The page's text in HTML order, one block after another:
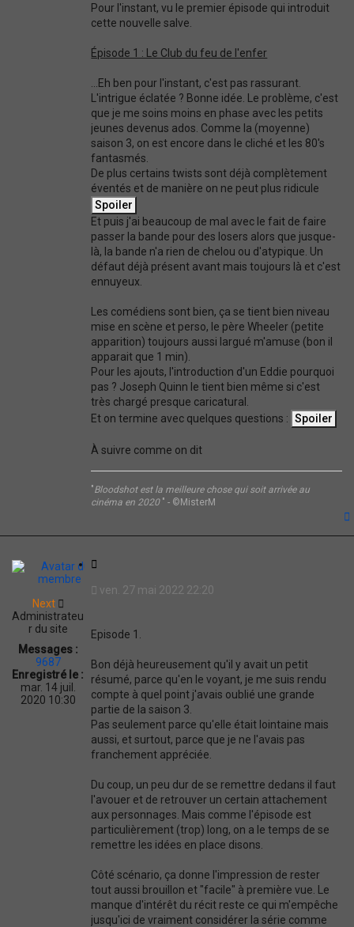
Pour l'instant, vu le premier épisode qui introduit
cette nouvelle salve.
Épisode 1 : Le Club du feu de l'enfer
...Eh ben pour l'instant, c'est pas rassurant.
L'intrigue éclatée ? Bonne idée. Le problème, c'est
que je me soins moins en phase avec les petits
jeunes devenus ados. Comme la (moyenne)
saison 3, on est encore dans le cliché et les 80's
fantasmés.
De plus certains twists sont déjà complètement
éventés et de manière on ne peut plus ridicule
Et puis j'ai beaucoup de mal avec le fait de faire
passer la bande pour des losers alors que jusque-
là, la bande n'a rien de chelou ou d'atypique. Un
défaut déjà présent avant mais toujours là et c'est
ennuyeux.
Les comédiens sont bien, ça se tient bien niveau
mise en scène et perso, le père Wheeler (petite
apparition) toujours aussi largué m'amuse (bon il
apparait que 1 min).
Pour les ajouts, l'introduction d'un Eddie pourquoi
pas ? Joseph Quinn le tient bien même si c'est
très chargé presque caricatural.
Et on termine avec quelques questions :
À suivre comme on dit
"Bloodshot est la meilleure chose qui soit arrivée au
cinéma en 2020 " - ©MisterM
Next
Administrateu
r du site
Messages :
9687
Enregistré le :
mar. 14 juil.
2020 10:30
i
n
ven. 27 mai 2022 22:20
Episode 1.
Bon déjà heureusement qu'il y avait un petit
résumé, parce qu'en le voyant, je me suis rendu
compte à quel point j'avais oublié une grande
partie de la saison 3.
Pas seulement parce qu'elle était lointaine mais
aussi, et surtout, parce que je ne l'avais pas
franchement appréciée.
Du coup, un peu dur de se remettre dedans il faut
l'avouer et de retrouver un certain attachement
aux personnages. Mais comme l'épisode est
particulièrement (trop) long, on a le temps de se
remettre les idées en place disons.
Côté scénario, ça donne l'impression de rester
tout aussi brouillon et "facile" à première vue. Le
manque d'intérêt du récit reste ce qui m'empêche
jusqu'ici de vraiment considérer la série comme